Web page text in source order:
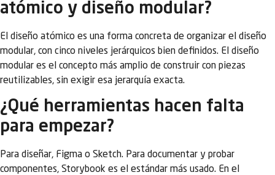
atómico y diseño modular?
El diseño atómico es una forma concreta de organizar el diseño
modular, con cinco niveles jerárquicos bien definidos. El diseño
modular es el concepto más amplio de construir con piezas
reutilizables, sin exigir esa jerarquía exacta.
¿Qué herramientas hacen falta
para empezar?
Para diseñar, Figma o Sketch. Para documentar y probar
componentes, Storybook es el estándar más usado. En el